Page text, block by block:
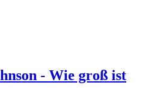
- Wie groß ist